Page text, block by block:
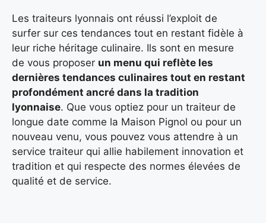
Les traiteurs lyonnais ont réussi l’exploit de
surfer sur ces tendances tout en restant fidèle à
leur riche héritage culinaire. Ils sont en mesure
de vous proposer un menu qui reflète les
dernières tendances culinaires tout en restant
profondément ancré dans la tradition
lyonnaise. Que vous optiez pour un traiteur de
longue date comme la Maison Pignol ou pour un
nouveau venu, vous pouvez vous attendre à un
service traiteur qui allie habilement innovation et
tradition et qui respecte des normes élevées de
qualité et de service.